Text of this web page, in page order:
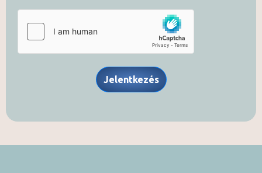
Jelentkezés